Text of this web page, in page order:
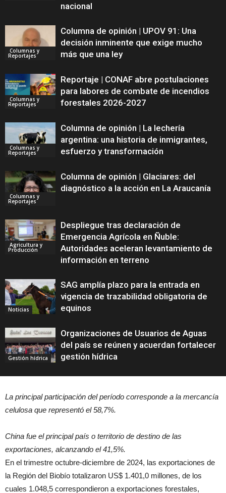
nacional
Columnas y
Reportajes
Columna de opinión | UPOV 91: Una
decisión inminente que exige mucho
más que una ley
Columnas y
Reportajes
Reportaje | CONAF abre postulaciones
para labores de combate de incendios
forestales 2026-2027
Columnas y
Reportajes
Columna de opinión | La lechería
argentina: una historia de inmigrantes,
esfuerzo y transformación
Columnas y
Reportajes
Columna de opinión | Glaciares: del
diagnóstico a la acción en La Araucanía
Agricultura y
Producción
Despliegue tras declaración de
Emergencia Agrícola en Ñuble:
Autoridades aceleran levantamiento de
información en terreno
Noticias
SAG amplía plazo para la entrada en
vigencia de trazabilidad obligatoria de
equinos
Gestión hídrica
Organizaciones de Usuarios de Aguas
del país se reúnen y acuerdan fortalecer
gestión hídrica
La principal participación del período corresponde a la mercancía
celulosa que representó el 58,7%.
China fue el principal país o territorio de destino de las
exportaciones, alcanzando el 41,5%.
En el trimestre octubre-diciembre de 2024, las exportaciones de
la Región del Biobío totalizaron US$ 1.401,0 millones, de los
cuales 1.048,5 correspondieron a exportaciones forestales,